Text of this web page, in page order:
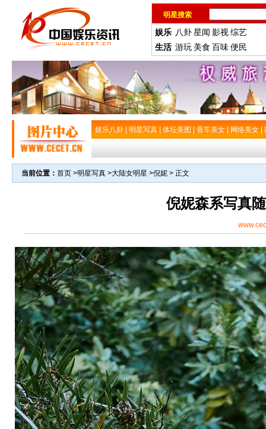
明星搜索
娱乐 八卦星闻 影视综艺
生活 游玩 美食 百味便民
娱乐八卦 明星写真 体坛美图 香车美女 网络美女
当前位置： 首页 >明星写真 >大陆女明星 >倪妮 > 正文
倪妮森系写真